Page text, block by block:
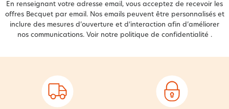
En renseignant votre adresse email, vous acceptez de recevoir les
offres Becquet par email. Nos emails peuvent être personnalisés et
inclure des mesures d’ouverture et d’interaction afin d’améliorer
nos communications. Voir notre politique de confidentialité .